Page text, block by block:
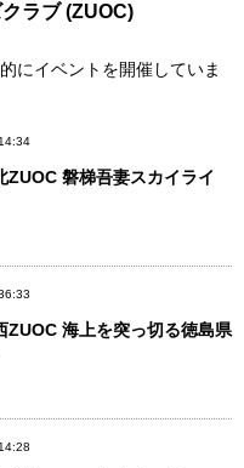
ラブ (ZUOC)
にイベントを開催していま
ZUOC 磐梯吾妻スカイライ
ZUOC 海上を突っ切る徳島県